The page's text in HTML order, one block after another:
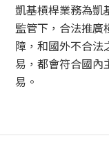
凱基槓桿業務為凱
監管下，合法推廣
障，和國外不合法
易，都會符合國內
易。